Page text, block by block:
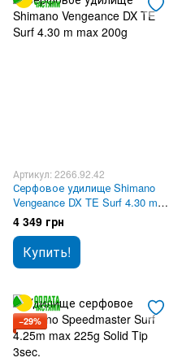
Артикул: 2266.92.42
Серфовое удилище Shimano
Vengeance DX TE Surf 4.30 m
max 200g
4 349 грн
Купить!
−29%